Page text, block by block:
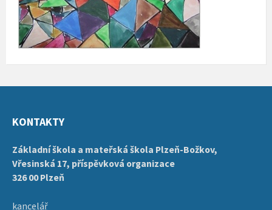
KONTAKTY
Základní škola a mateřská škola Plzeň-Božkov,
Vřesinská 17, příspěvková organizace
326 00 Plzeň
kancelář